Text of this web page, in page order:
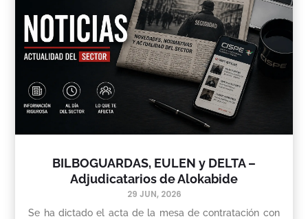
BILBOGUARDAS, EULEN y DELTA –
Adjudicatarios de Alokabide
29 JUN, 2026
Se ha dictado el acta de la mesa de contratación con